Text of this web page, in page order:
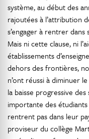
système, au début des
rajoutées à l’attribution
s’engager à rentrer
Mais ni cette clause, ni
établissements
dehors des frontières,
n’ont réussi à diminuer
la baisse progressive
importante des
rentrent pas dans leur
proviseur du collège